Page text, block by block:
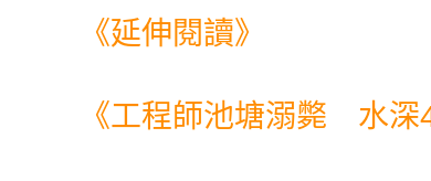
《延伸閱讀》
《工程師池塘溺斃 水深